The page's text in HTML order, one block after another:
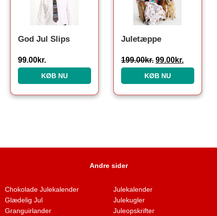
God Jul Slips
99.00kr.
KØB NU
Juletæppe
199.00kr. 99.00kr.
KØB NU
Andre sider
Chokolade Julekalender
Glædelig Jul
Granguirlander
Julekalender
Julekugler
Juleopskrifter